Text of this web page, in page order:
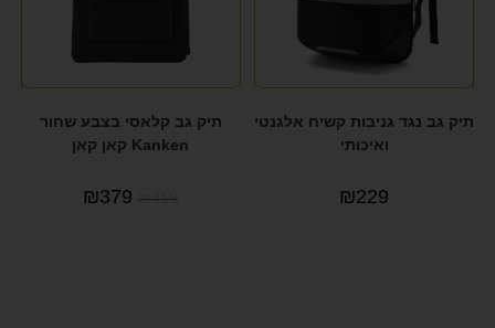
תיק גב נגד גניבות קשיח אלגנטי
ואיכותי
₪229
תיק גב קלאסי בצבע שחור
Kanken קאן קאן
₪419
₪379